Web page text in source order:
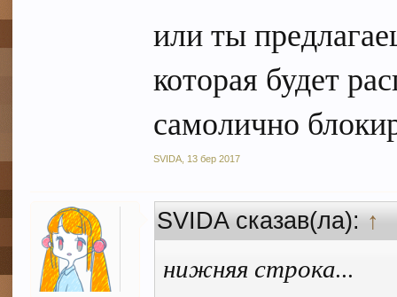
или ты
которая будет
самолично
SVIDA 13 бер 2017
SVIDA сказав(ла):↑
нижняя строка...